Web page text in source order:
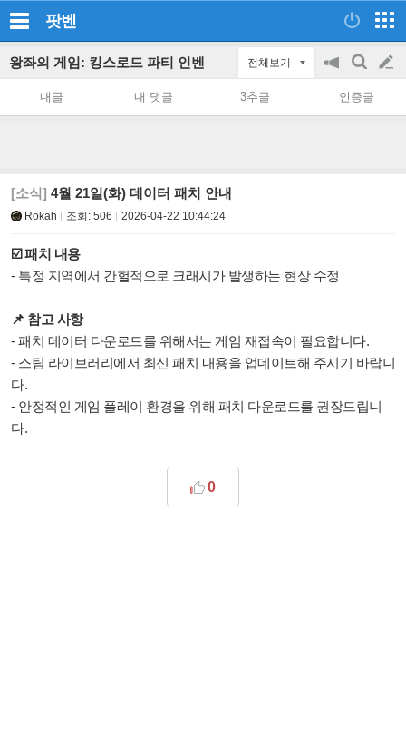
팟벤
왕좌의 게임: 킹스로드 파티 인벤 전체보기
공
on/off
검
색
글
쓰
내글 내 댓글 3추글 인증글
[소식] 4월 21일(화) 데이터 패치 안내
Rokah 조회: 506 2026-04-22 10:44:24
☑️ 패치 내용
- 특정 지역에서 간헐적으로 크래시가 발생하는 현상 수정
📌 참고 사항
- 패치 데이터 다운로드를 위해서는 게임 재접속이 필요합니다.
- 스팀 라이브러리에서 최신 패치 내용을 업데이트해 주시기 바랍니
다.
- 안정적인 게임 플레이 환경을 위해 패치 다운로드를 권장드립니
다.
0